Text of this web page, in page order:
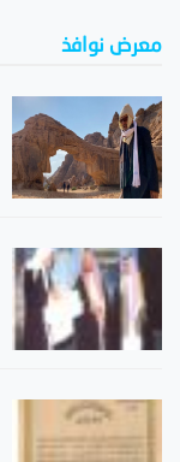
معرض نوافذ